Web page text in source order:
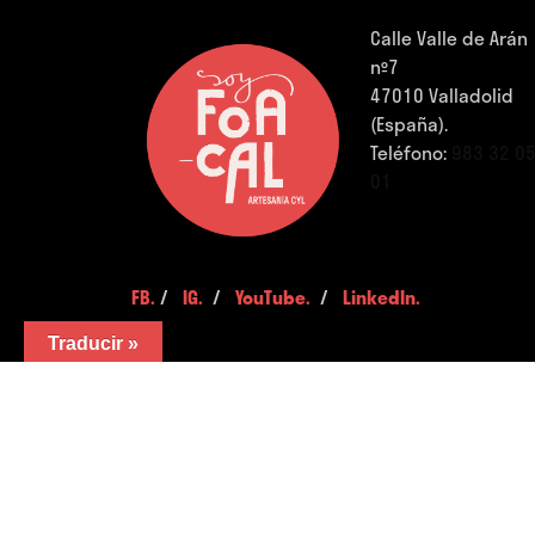
Calle Valle de Arán
nº7
47010 Valladolid
(España).
Teléfono:
FB. /IG. /YouTube. /LinkedIn.
Traducir »